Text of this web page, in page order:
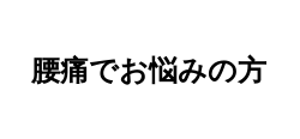
腰痛でお悩みの方